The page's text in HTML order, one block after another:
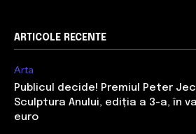
ARTICOLE RECENTE
Arta
Publicul decide! Premiul Peter
Sculptura Anului, ediția a 3-a, în
euro